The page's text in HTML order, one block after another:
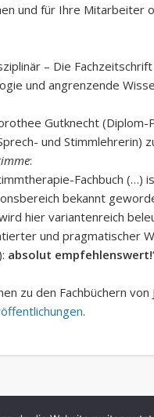
und für Ihre Mitarbeiter
– Die
und angrenzende
Gutknecht (Diplom-
und Stimmlehrerin)
:
Fachbuch (…)
bekannt
hier variantenreich
und pragmatischer
absolut empfehlenswert!
zu den Fachbüchern von
.